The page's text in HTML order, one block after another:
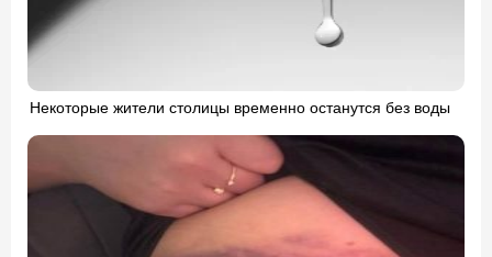
Некоторые жители столицы временно останутся без воды